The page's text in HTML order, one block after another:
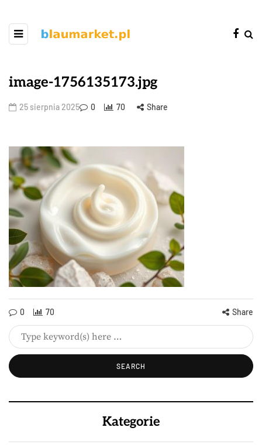
image-1756135173.jpg
25 sierpnia 2025 0 70 Share
0 70 Share
Kategorie